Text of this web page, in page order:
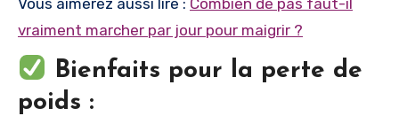
vraiment marcher par jour pour maigrir ?
Bienfaits pour la perte de
poids :